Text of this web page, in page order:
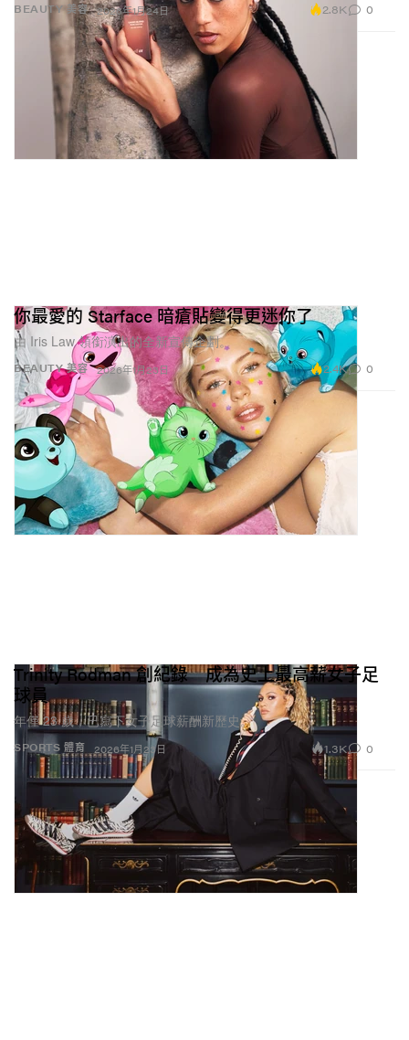
BEAUTY 美容 2026年1月24日 2.8K 0
BEAUTY 美容
你最愛的 Starface 暗瘡貼變得更迷你了
由 Iris Law 領銜演出的全新宣傳企劃。
2026年1月23日 2.4K 0
SPORTS 體育
Trinity Rodman 創紀錄 成為史上最高薪女子足
球員
年僅 23 歲，已寫下女子足球薪酬新歷史。
2026年1月23日 1.3K 0